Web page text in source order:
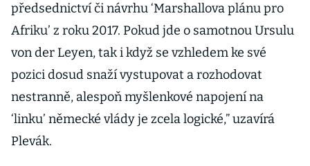
předsednictví či návrhu ‘Marshallova plánu pro
Afriku’ z roku 2017. Pokud jde o samotnou Ursulu
von der Leyen, tak i když se vzhledem ke své
pozici dosud snaží vystupovat a rozhodovat
nestranně, alespoň myšlenkové napojení na
‘linku’ německé vlády je zcela logické,” uzavírá
Plevák.